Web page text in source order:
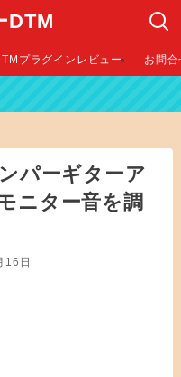
DTM
プラグインレビュー お問
パーギターア
ニター音を調
16日